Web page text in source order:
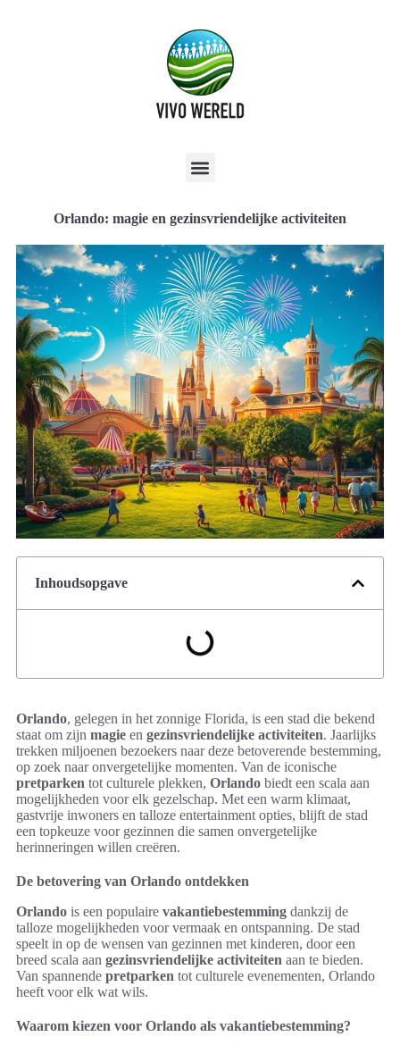
Orlando: magie en gezinsvriendelijke activiteiten
Inhoudsopgave
Orlando, gelegen in het zonnige Florida, is een stad die bekend
staat om zijn magie en gezinsvriendelijke activiteiten. Jaarlijks
trekken miljoenen bezoekers naar deze betoverende bestemming,
op zoek naar onvergetelijke momenten. Van de iconische
pretparken tot culturele plekken, Orlando biedt een scala aan
mogelijkheden voor elk gezelschap. Met een warm klimaat,
gastvrije inwoners en talloze entertainment opties, blijft de stad
een topkeuze voor gezinnen die samen onvergetelijke
herinneringen willen creëren.
De betovering van Orlando ontdekken
Orlando is een populaire vakantiebestemming dankzij de
talloze mogelijkheden voor vermaak en ontspanning. De stad
speelt in op de wensen van gezinnen met kinderen, door een
breed scala aan gezinsvriendelijke activiteiten aan te bieden.
Van spannende pretparken tot culturele evenementen, Orlando
heeft voor elk wat wils.
Waarom kiezen voor Orlando als vakantiebestemming?